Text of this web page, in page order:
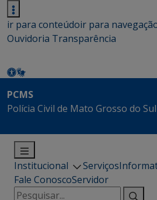
ir para conteúdoir para
Ouvidoria Transparência
PCMS
Polícia Civil de Mato Grosso do Sul
Institucional Serviços
Fale ConoscoServidor
Pesquisar